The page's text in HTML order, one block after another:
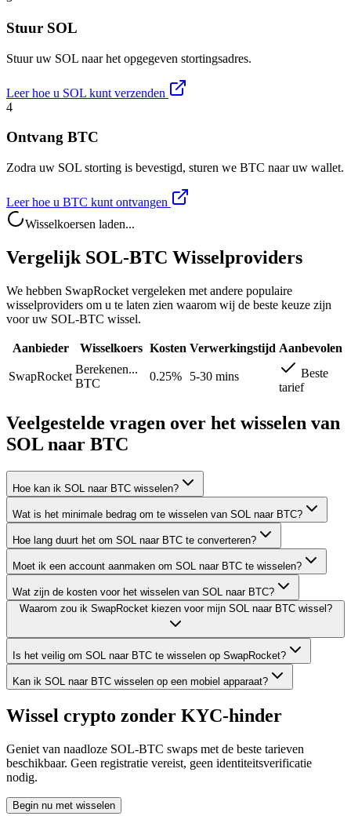
Stuur SOL
Stuur uw SOL naar het opgegeven stortingsadres.
Leer hoe u SOL kunt verzenden
4
Ontvang BTC
Zodra uw SOL storting is bevestigd, sturen we BTC naar uw wallet.
Leer hoe u BTC kunt ontvangen
Wisselkoersen laden...
Vergelijk SOL-BTC Wisselproviders
We hebben SwapRocket vergeleken met andere populaire
wisselproviders om u te laten zien waarom wij de beste keuze zijn
voor uw SOL-BTC wissel.
Aanbieder Wisselkoers Kosten Verwerkingstijd Aanbevolen
SwapRocket
Berekenen...
BTC
0.25% 5-30 mins
Beste
tarief
Veelgestelde vragen over het wisselen van
SOL naar BTC
Hoe kan ik SOL naar BTC wisselen?
Wat is het minimale bedrag om te wisselen van SOL naar BTC?
Hoe lang duurt het om SOL naar BTC te converteren?
Moet ik een account aanmaken om SOL naar BTC te wisselen?
Wat zijn de kosten voor het wisselen van SOL naar BTC?
Waarom zou ik SwapRocket kiezen voor mijn SOL naar BTC wissel?
Is het veilig om SOL naar BTC te wisselen op SwapRocket?
Kan ik SOL naar BTC wisselen op een mobiel apparaat?
Wissel crypto zonder KYC-hinder
Geniet van naadloze SOL-BTC swaps met de beste tarieven
beschikbaar. Geen registratie vereist, geen identiteitsverificatie
nodig.
Begin nu met wisselen